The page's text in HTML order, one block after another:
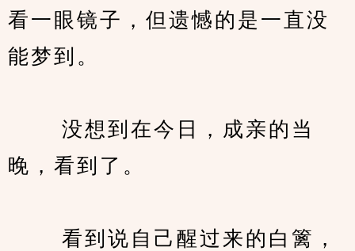
看一眼镜子，但遗憾的是一直没
能梦到。
没想到在今日，成亲的当
晚，看到了。
看到说自己醒过来的白篱，